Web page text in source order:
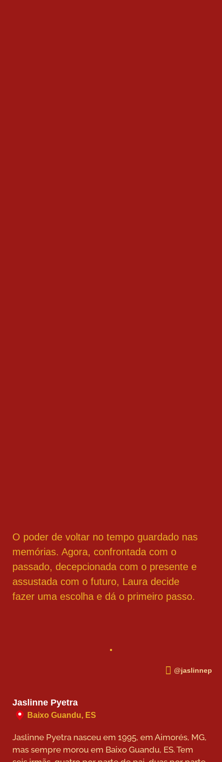
O poder de voltar no tempo guardado nas
memórias. Agora, confrontada com o
passado, decepcionada com o presente e
assustada com o futuro, Laura decide
fazer uma escolha e dá o primeiro passo.
@jaslinnep
Jaslinne Pyetra
Baixo Guandu, ES
Jaslinne Pyetra nasceu em 1995, em Aimorés, MG,
mas sempre morou em Baixo Guandu, ES. Tem